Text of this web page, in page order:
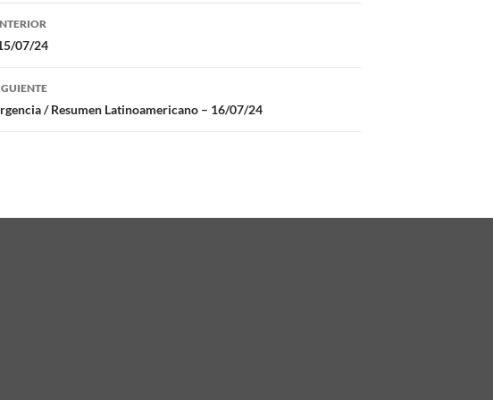
07/24
/ Resumen Latinoamericano – 16/07/24